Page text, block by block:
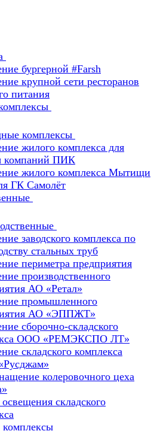
бургерной #Farsh
крупной сети ресторанов
питания
комплексы
жилого комплекса для
компаний ПИК
жилого комплекса Мытищи
ГК Самолёт
заводского комплекса по
стальных труб
периметра предприятия
производственного
АО «Ретал»
промышленного
АО «ЭППЖТ»
сборочно-складского
ООО «РЕМЭКСПО ЛТ»
складского комплекса
колеровочного цеха
складского